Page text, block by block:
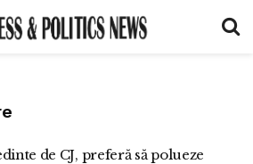
de CJ, preferă să polueze